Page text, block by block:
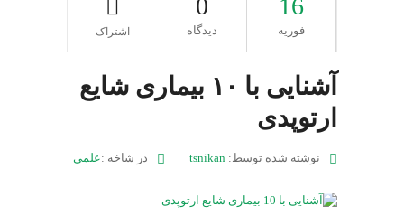
16
فوریه
0
دیدگاه اشتراک
آشنایی با ۱۰ بیماری شایع
ارتوپدی
نوشته شده توسط: tsnikan در شاخه :علمی